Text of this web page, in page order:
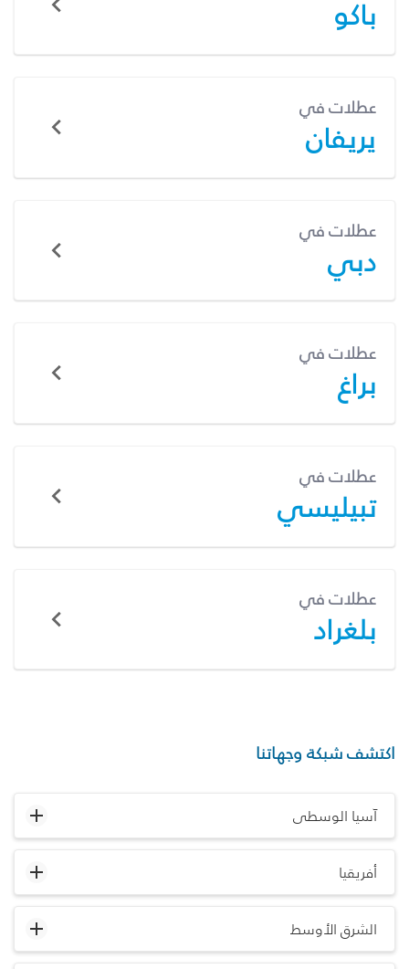
باكو
عطلات في
يريفان
عطلات في
دبي
عطلات في
براغ
عطلات في
تبيليسي
عطلات في
بلغراد
اكتشف شبكة وجهاتنا
آسيا الوسطى
أفريقيا
الشرق الأوسط